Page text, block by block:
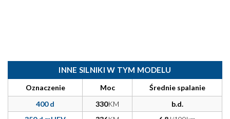
INNE SILNIKI W TYM MODELU
Oznaczenie Moc
Średnie spalanie
400 d
330KM
b.d.